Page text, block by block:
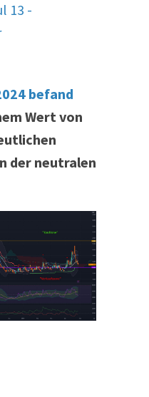
13 -
befand
Wert von
der neutralen